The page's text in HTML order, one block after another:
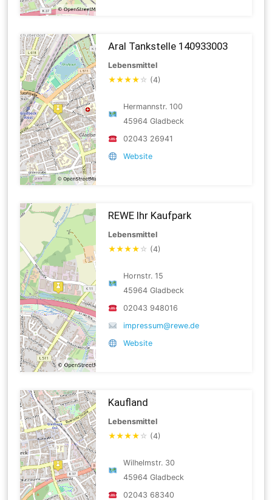
Aral Tankstelle 140933003
Lebensmittel
★★★★ ☆ (4)
Hermannstr. 100
45964 Gladbeck
02043 26941
Website
REWE Ihr Kaufpark
Lebensmittel
★★★★ ☆ (4)
Hornstr. 15
45964 Gladbeck
02043 948016
impressum@rewe.de
Website
Kaufland
Lebensmittel
★★★★ ☆ (4)
Wilhelmstr. 30
45964 Gladbeck
02043 68340